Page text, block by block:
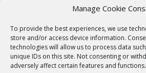
Manage Cookie
To provide the best experiences, we use
store and/or access device information.
technologies will allow us to process data
unique IDs on this site. Not consenting or
adversely affect certain features and functions.
Enlaces
SUPPORT
Reparaciones / solicitud
Product archive